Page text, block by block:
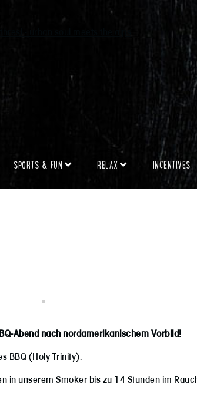
SPORTS & FUN RELAX INCENTIVES
Abend nach nordamerikanischem Vorbild!
BBQ (Holy Trinity).
in unserem Smoker bis zu 14 Stunden im